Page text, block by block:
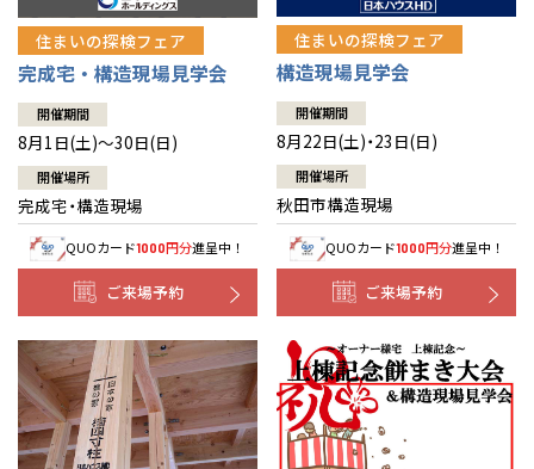
住まいの探検フェア
完成宅・構造現場見学会
開催期間
8月1日(土)～30日(日)
開催場所
完成宅・構造現場
QUOカード1000円分進呈中！
ご来場予約
住まいの探検フェア
構造現場見学会
開催期間
8月22日(土)・23日(日)
開催場所
秋田市構造現場
QUOカード1000円分進呈中！
ご来場予約
徳島
高知
長崎
沖縄